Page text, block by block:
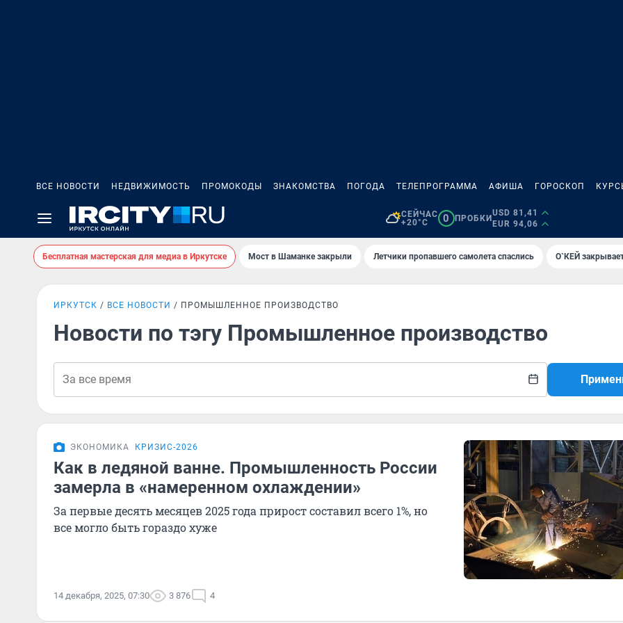
ВСЕ НОВОСТИ НЕДВИЖИМОСТЬ ПРОМОКОДЫ ЗНАКОМСТВА ПОГОДА ТЕЛЕПРОГРАММА АФИША ГОРОСКОП
СЕЙЧАС
+20°C
0 ПРОБКИ
USD 81,41
EUR 94,06
Бесплатная мастерская для медиа в Иркутске Мост в Шаманке закрыли Летчики пропавшего самолета спаслись О`КЕЙ
ИРКУТСК ВСЕ НОВОСТИ ПРОМЫШЛЕННОЕ ПРОИЗВОДСТВО
Новости по тэгу Промышленное производство
ЭКОНОМИКА КРИЗИС-2026
Как в ледяной ванне. Промышленность России
замерла в «намеренном охлаждении»
За первые десять месяцев 2025 года прирост составил всего 1%, но
все могло быть гораздо хуже
14 декабря, 2025, 07:30 3 876 4